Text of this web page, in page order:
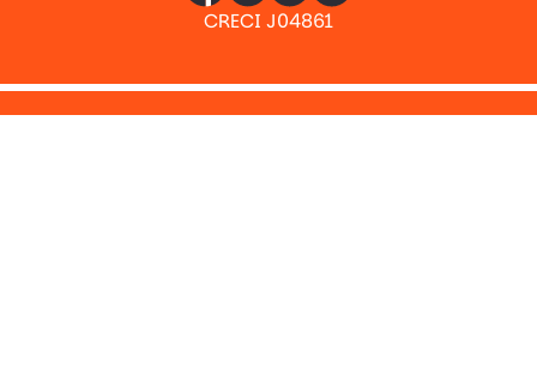
CRECI J04861